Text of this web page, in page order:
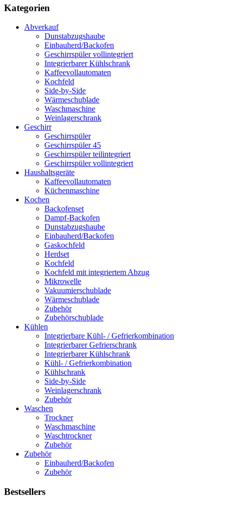
Kategorien
Abverkauf
Dunstabzugshaube
Einbauherd/Backofen
Geschirrspüler vollintegriert
Integrierbarer Kühlschrank
Kaffeevollautomaten
Kochfeld
Side-by-Side
Wärmeschublade
Waschmaschine
Weinlagerschrank
Geschirr
Geschirrspüler
Geschirrspüler 45
Geschirrspüler teilintegriert
Geschirrspüler vollintegriert
Haushaltsgeräte
Kaffeevollautomaten
Küchenmaschine
Kochen
Backofenset
Dampf-Backofen
Dunstabzugshaube
Einbauherd/Backofen
Gaskochfeld
Herdset
Kochfeld
Kochfeld mit integriertem Abzug
Mikrowelle
Vakuumierschublade
Wärmeschublade
Zubehör
Zubehörschublade
Kühlen
Integrierbare Kühl- / Gefrierkombination
Integrierbarer Gefrierschrank
Integrierbarer Kühlschrank
Kühl- / Gefrierkombination
Kühlschrank
Side-by-Side
Weinlagerschrank
Zubehör
Waschen
Trockner
Waschmaschine
Waschtrockner
Zubehör
Zubehör
Einbauherd/Backofen
Zubehör
Bestsellers